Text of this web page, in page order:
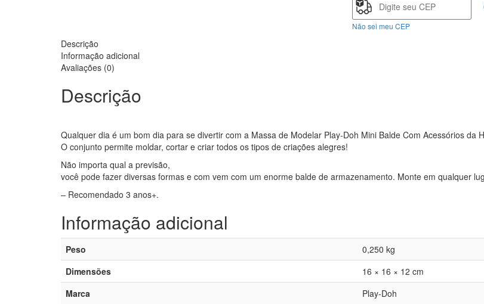
Não sei meu CEP
Descrição
Informação adicional
Avaliações (0)
Descrição
Qualquer dia é um bom dia para se divertir com a Massa de Modelar Play-Doh Mini Balde Com Acessórios da
O conjunto permite moldar, cortar e criar todos os tipos de criações alegres!
Não importa qual a previsão,
você pode fazer diversas formas e com vem com um enorme balde de armazenamento. Monte em qualquer
– Recomendado 3 anos+.
Informação adicional
Peso
0,250 kg
Dimensões
16 × 16 × 12 cm
Marca
Play-Doh